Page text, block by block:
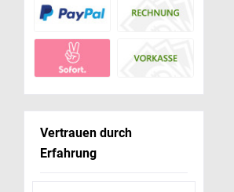
Vertrauen durch
Erfahrung